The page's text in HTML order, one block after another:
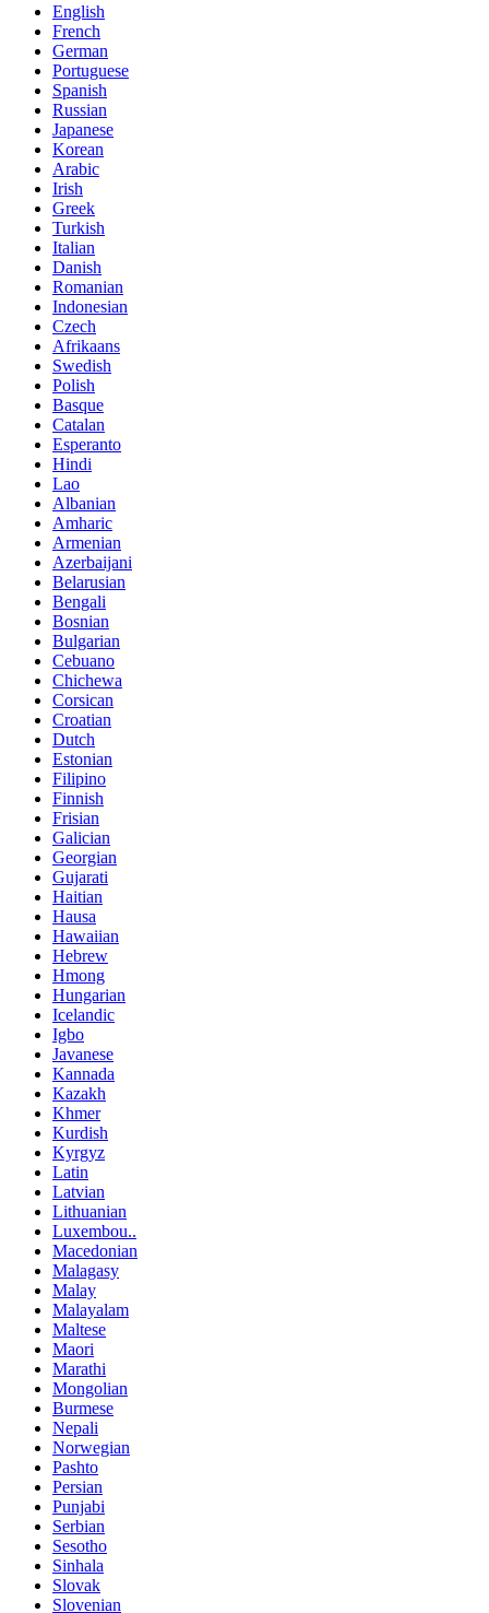
English
French
German
Portuguese
Spanish
Russian
Japanese
Korean
Arabic
Irish
Greek
Turkish
Italian
Danish
Romanian
Indonesian
Czech
Afrikaans
Swedish
Polish
Basque
Catalan
Esperanto
Hindi
Lao
Albanian
Amharic
Armenian
Azerbaijani
Belarusian
Bengali
Bosnian
Bulgarian
Cebuano
Chichewa
Corsican
Croatian
Dutch
Estonian
Filipino
Finnish
Frisian
Galician
Georgian
Gujarati
Haitian
Hausa
Hawaiian
Hebrew
Hmong
Hungarian
Icelandic
Igbo
Javanese
Kannada
Kazakh
Khmer
Kurdish
Kyrgyz
Latin
Latvian
Lithuanian
Luxembou..
Macedonian
Malagasy
Malay
Malayalam
Maltese
Maori
Marathi
Mongolian
Burmese
Nepali
Norwegian
Pashto
Persian
Punjabi
Serbian
Sesotho
Sinhala
Slovak
Slovenian